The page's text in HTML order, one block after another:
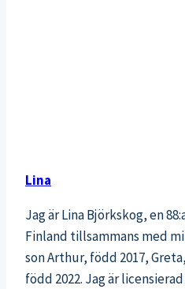
Lina
Jag är Lina Björkskog, en
Finland tillsammans med
son Arthur, född 2017,
född 2022. Jag är